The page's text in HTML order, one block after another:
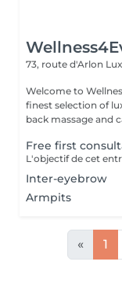
73, route d'Arlon
Welcome to
finest selection of
back massage and
Free first
Inter-eyebrow
Armpits
« 1